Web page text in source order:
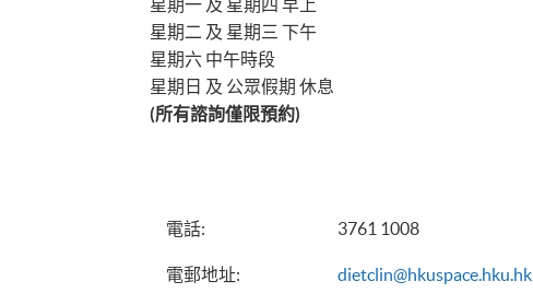
星期二 及 星期三 下午
星期六 中午時段
星期日 及 公眾假期 休息
(所有諮詢僅限預約)
電話: 3761 1008
電郵地址: dietclin@hkuspace.hku.hk